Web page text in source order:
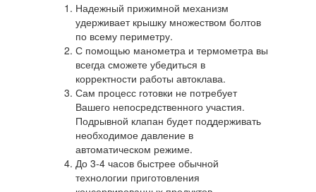
Надежный прижимной механизм
удерживает крышку множеством болтов
по всему периметру.
С помощью манометра и термометра вы
всегда сможете убедиться в
корректности работы автоклава.
Сам процесс готовки не потребует
Вашего непосредственного участия.
Подрывной клапан будет поддерживать
необходимое давление в
автоматическом режиме.
До 3-4 часов быстрее обычной
технологии приготовления